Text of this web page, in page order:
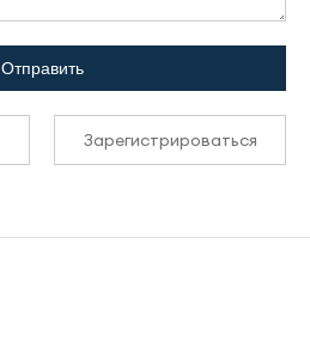
Отправить
Зарегистрироваться